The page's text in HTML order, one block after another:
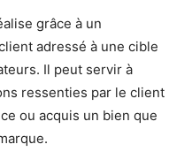
grâce à un
adressé à une cible
Il peut servir à
ressenties par le client
ou acquis un bien que